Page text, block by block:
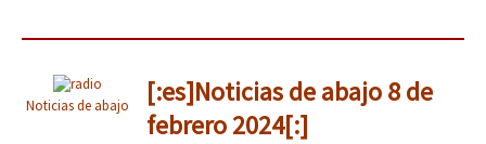
Noticias de abajo
[:es]Noticias de abajo 8 de
febrero 2024[:]